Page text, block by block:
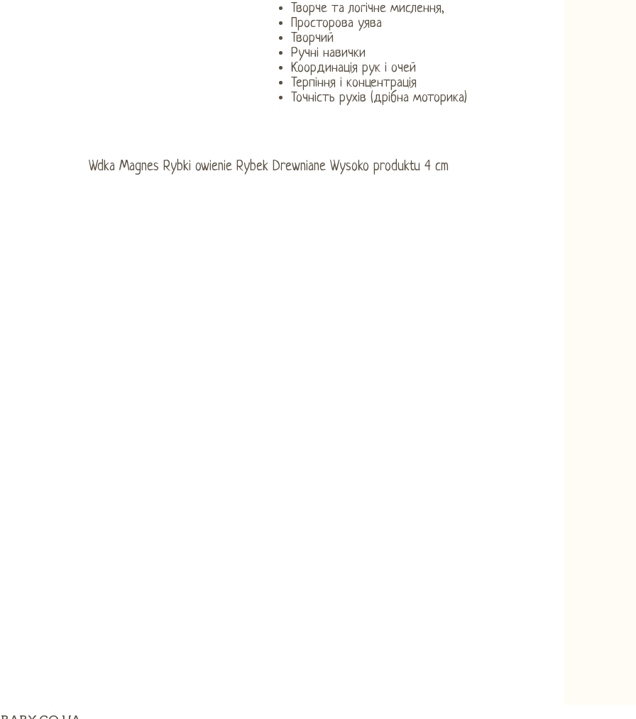
Творче та логічне мислення,
Просторова уява
Творчий
Ручні навички
Координація рук і очей
Терпіння і концентрація
Точність рухів (дрібна моторика)